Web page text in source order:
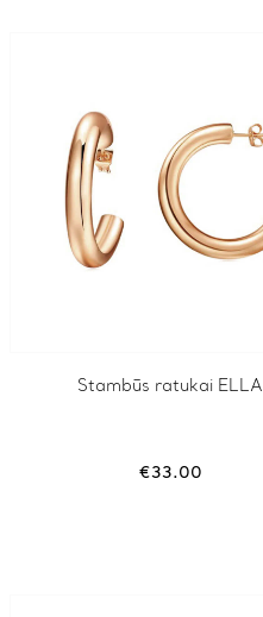
Stambūs ratukai ELLA
€33.00